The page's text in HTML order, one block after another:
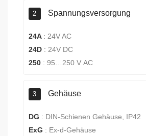
2 Spannungsversorgung
24A : 24V AC
24D : 24V DC
250 : 95…250 V AC
3 Gehäuse
DG : DIN-Schienen Gehäuse, IP42
ExG : Ex-d-Gehäuse